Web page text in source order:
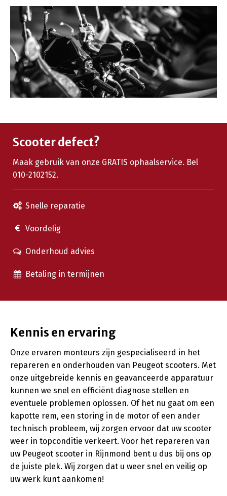
Scooter defect?
Maak gebruik van onze GRATIS ophaalservice. Bel
010-2102152.
Snelle reparatie
Voordelig
Onderhoud advies
Betaling in termijnen
Kennis en ervaring
Onze ervaren monteurs zijn gespecialiseerd in het
repareren en onderhouden van Peugeot scooters. Met
onze uitgebreide kennis en geavanceerde apparatuur
kunnen we snel en efficiënt diagnose stellen en
eventuele problemen oplossen. Of het nu gaat om een ​​
kapotte rem, een storing in de motor of een ander
technisch probleem, wij zorgen ervoor dat uw scooter
weer in topconditie verkeert. Voor het repareren van
uw Peugeot scooter in Rijnmond bent u dus bij ons op
de juiste plek. Wij zorgen dat u weer snel en veilig op
uw werk kunt aankomen!